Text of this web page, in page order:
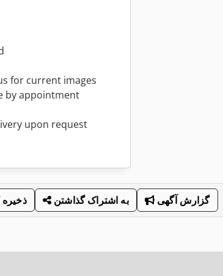
for current images
by appointment
upon request
به اشتراک گذاشتن گزارش آگهی